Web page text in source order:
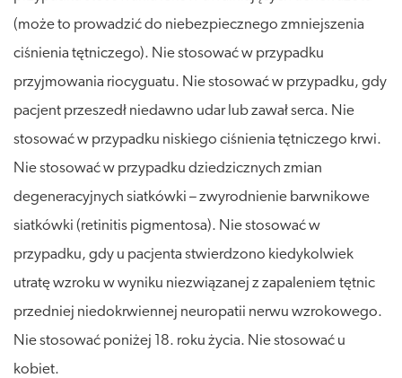
(może to prowadzić do niebezpiecznego zmniejszenia
ciśnienia tętniczego). Nie stosować w przypadku
przyjmowania riocyguatu. Nie stosować w przypadku, gdy
pacjent przeszedł niedawno udar lub zawał serca. Nie
stosować w przypadku niskiego ciśnienia tętniczego krwi.
Nie stosować w przypadku dziedzicznych zmian
degeneracyjnych siatkówki – zwyrodnienie barwnikowe
siatkówki (retinitis pigmentosa). Nie stosować w
przypadku, gdy u pacjenta stwierdzono kiedykolwiek
utratę wzroku w wyniku niezwiązanej z zapaleniem tętnic
przedniej niedokrwiennej neuropatii nerwu wzrokowego.
Nie stosować poniżej 18. roku życia. Nie stosować u
kobiet.